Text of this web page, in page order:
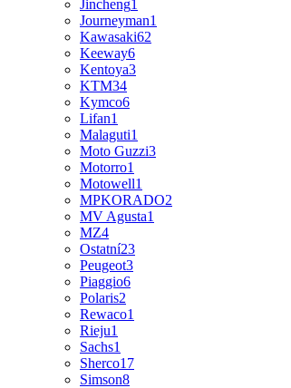
Jincheng1
Journeyman1
Kawasaki62
Keeway6
Kentoya3
KTM34
Kymco6
Lifan1
Malaguti1
Moto Guzzi3
Motorro1
Motowell1
MPKORADO2
MV Agusta1
MZ4
Ostatní23
Peugeot3
Piaggio6
Polaris2
Rewaco1
Rieju1
Sachs1
Sherco17
Simson8